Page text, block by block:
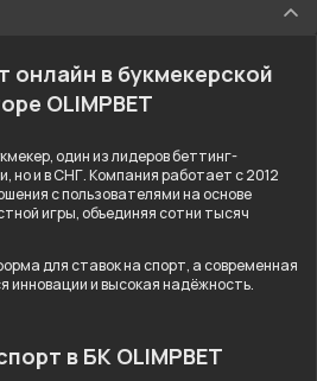
онлайн в букмекерской
OLIMPBET
один из лидеров беттинг-
но и в СНГ. Компания работает с 2012
с пользователями на основе
игры, объединяя сотни тысяч
для ставок на спорт, а современная
инновации и высокая надёжность.
в БК OLIMPBET